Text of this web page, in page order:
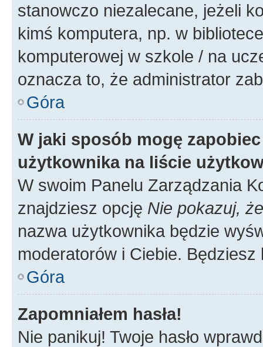
stanowczo niezalecane, jeżeli
kimś komputera, np. w
komputerowej w szkole / na
oznacza to, że administrator
Góra
W jaki sposób mogę
użytkownika na liście
W swoim Panelu Zarządzania
znajdziesz opcję Nie pokazuj,
nazwa użytkownika będzie
moderatorów i Ciebie.
Góra
Zapomniałem hasła!
Nie panikuj! Twoje hasło